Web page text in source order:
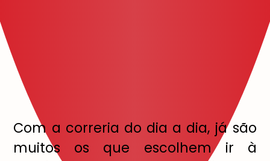
Com a correria do dia a dia, já são
muitos os que escolhem ir à